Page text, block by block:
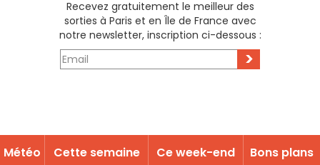
Recevez gratuitement le meilleur des
sorties à Paris et en Île de France avec
notre newsletter, inscription ci-dessous :
>
Météo Cette semaine Ce week-end Bons plans